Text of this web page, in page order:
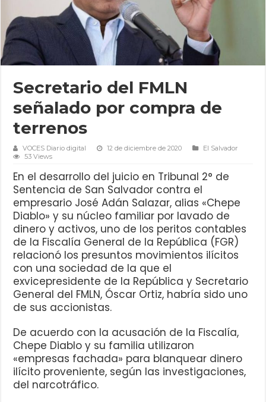
Secretario del FMLN
señalado por compra de
terrenos
VOCES Diario digital 12 de diciembre de 2020
El Salvador
53 Views
En el desarrollo del juicio en Tribunal 2° de
Sentencia de San Salvador contra el
empresario José Adán Salazar, alias «Chepe
Diablo» y su núcleo familiar por lavado de
dinero y activos, uno de los peritos contables
de la Fiscalía General de la República (FGR)
relacionó los presuntos movimientos ilícitos
con una sociedad de la que el
exvicepresidente de la República y Secretario
General del FMLN, Óscar Ortiz, habría sido uno
de sus accionistas.
De acuerdo con la acusación de la Fiscalía,
Chepe Diablo y su familia utilizaron
«empresas fachada» para blanquear dinero
ilícito proveniente, según las investigaciones,
del narcotráfico.